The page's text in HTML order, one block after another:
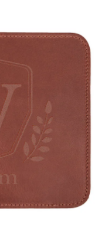
nos dan un 4,5 en
su nombre, tu foto o
complicaciones, solo